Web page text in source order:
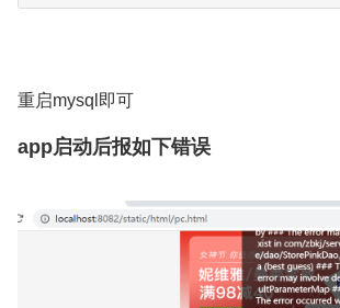
重启mysql即可
app启动后报如下错误